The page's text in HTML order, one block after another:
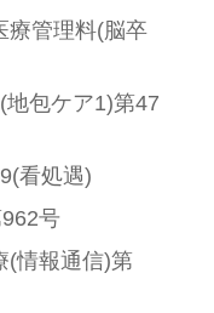
療管理料(脳卒
包ケア1)第47
看処遇)
号
(情報通信)第